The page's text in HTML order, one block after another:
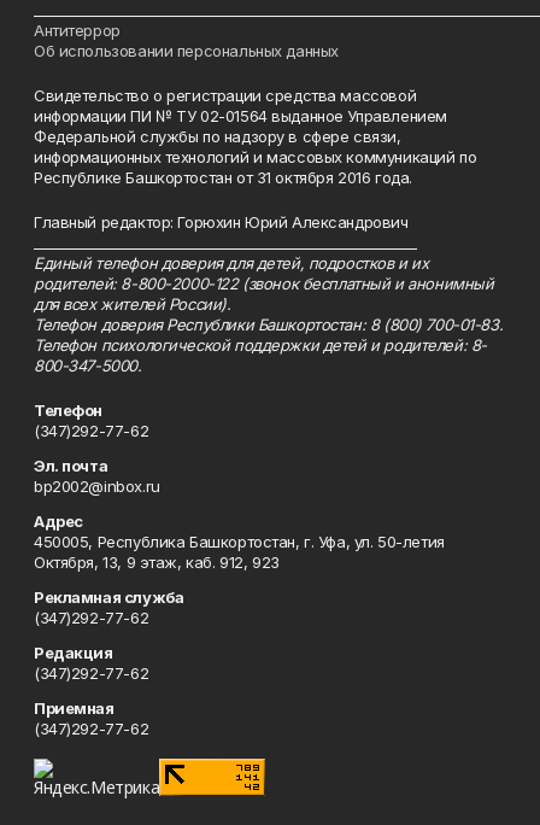
Антитеррор
Об использовании персональных данных
Свидетельство о регистрации средства массовой
информации ПИ № ТУ 02-01564 выданное Управлением
Федеральной службы по надзору в сфере связи,
информационных технологий и массовых коммуникаций по
Республике Башкортостан от 31 октября 2016 года.
Главный редактор: Горюхин Юрий Александрович
Единый телефон доверия для детей, подростков и их
родителей: 8-800-2000-122 (звонок бесплатный и анонимный
для всех жителей России).
Телефон доверия Республики Башкортостан: 8 (800) 700-01-83.
Телефон психологической поддержки детей и родителей: 8-
800-347-5000.
Телефон
(347)292-77-62
Эл. почта
bp2002@inbox.ru
Адрес
450005, Республика Башкортостан, г. Уфа, ул. 50-летия
Октября, 13, 9 этаж, каб. 912, 923
Рекламная служба
(347)292-77-62
Редакция
(347)292-77-62
Приемная
(347)292-77-62